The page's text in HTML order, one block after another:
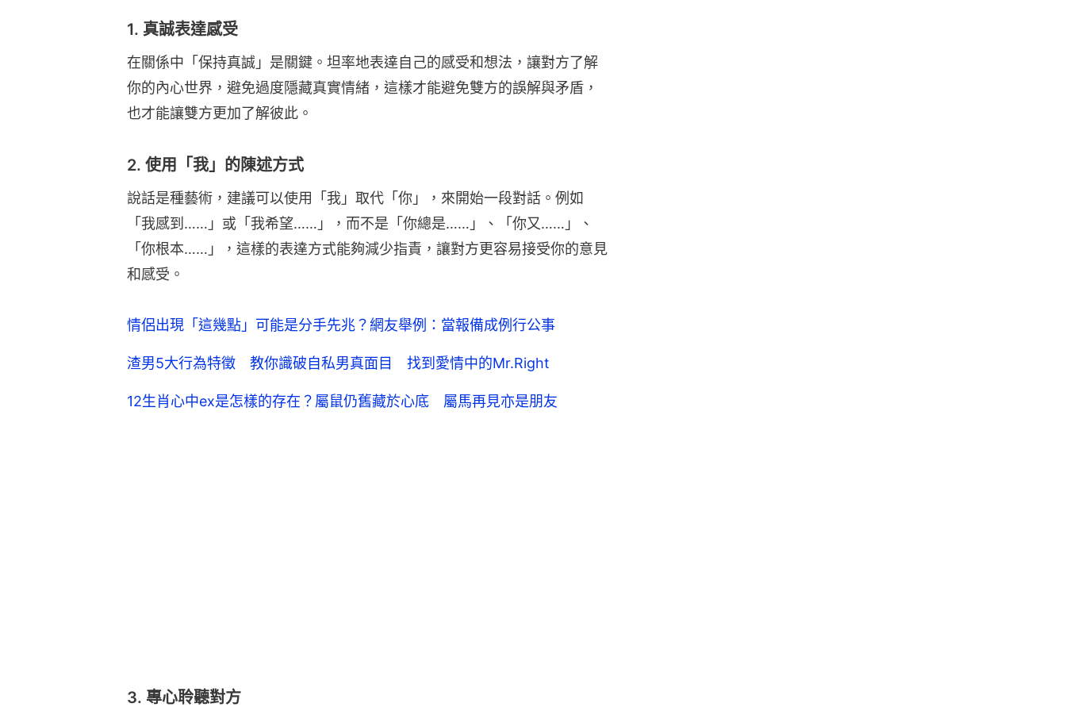
1. 真誠表達感受
在關係中「保持真誠」是關鍵。坦率地表達自己的感受和想法，讓對方了解
你的內心世界，避免過度隱藏真實情緒，這樣才能避免雙方的誤解與矛盾，
也才能讓雙方更加了解彼此。
2. 使用「我」的陳述方式
說話是種藝術，建議可以使用「我」取代「你」，來開始一段對話。例如
「我感到……」或「我希望……」，而不是「你總是……」、「你又……」、
「你根本……」，這樣的表達方式能夠減少指責，讓對方更容易接受你的意見
和感受。
情侶出現「這幾點」可能是分手先兆？網友舉例：當報備成例行公事
渣男5大行為特徵 教你識破自私男真面目 找到愛情中的Mr.Right
12生肖心中ex是怎樣的存在？屬鼠仍舊藏於心底 屬馬再見亦是朋友
3. 專心聆聽對方